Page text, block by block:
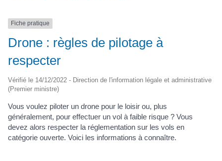
Fiche pratique
Drone : règles de pilotage à
respecter
Vérifié le 14/12/2022 - Direction de l'information légale et administrative
(Premier ministre)
Vous voulez piloter un drone pour le loisir ou, plus
généralement, pour effectuer un vol à faible risque ? Vous
devez alors respecter la réglementation sur les vols en
catégorie ouverte. Voici les informations à connaître.